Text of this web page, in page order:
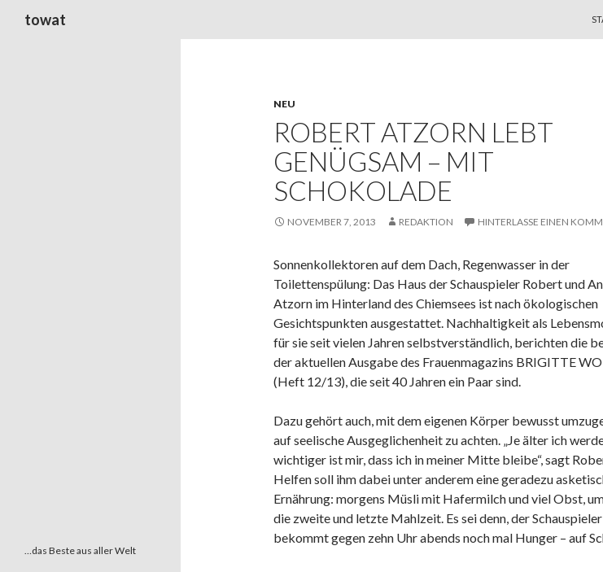
towat
NEU
ROBERT ATZORN LEBT
GENÜGSAM – MIT
SCHOKOLADE
NOVEMBER 7, 2013 REDAKTION HINTERLASSE EINEN
Sonnenkollektoren auf dem Dach, Regenwasser in der
Toilettenspülung: Das Haus der Schauspieler Robert und
Atzorn im Hinterland des Chiemsees ist nach ökologischen
Gesichtspunkten ausgestattet. Nachhaltigkeit als
für sie seit vielen Jahren selbstverständlich, berichten die
der aktuellen Ausgabe des Frauenmagazins BRIGITTE
(Heft 12/13), die seit 40 Jahren ein Paar sind.
Dazu gehört auch, mit dem eigenen Körper bewusst
auf seelische Ausgeglichenheit zu achten. „Je älter ich
wichtiger ist mir, dass ich in meiner Mitte bleibe“, sagt
Helfen soll ihm dabei unter anderem eine geradezu
Ernährung: morgens Müsli mit Hafermilch und viel Obst,
die zweite und letzte Mahlzeit. Es sei denn, der Schauspieler
bekommt gegen zehn Uhr abends noch mal Hunger – auf
…das Beste aus aller Welt